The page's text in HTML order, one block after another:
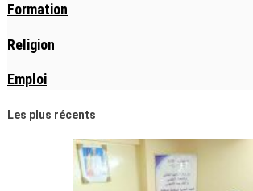
Formation
Religion
Emploi
Les plus récents